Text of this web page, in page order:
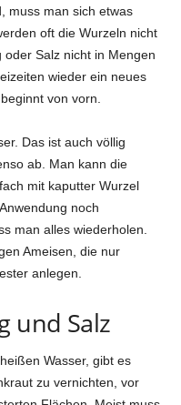
muss man sich etwas
oft die Wurzeln nicht
Salz nicht in Mengen
wieder ein neues
von vorn.
Das ist auch völlig
ab. Man kann die
mit kaputter Wurzel
noch
man alles wiederholen.
Ameisen, die nur
anlegen.
und Salz
Wasser, gibt es
zu vernichten, vor